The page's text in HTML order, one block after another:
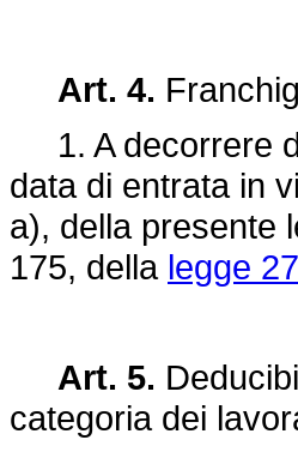
Art. 4.
1. A decorrere
data di entrata in
a), della presente
175, della legge
Art. 5.
categoria dei